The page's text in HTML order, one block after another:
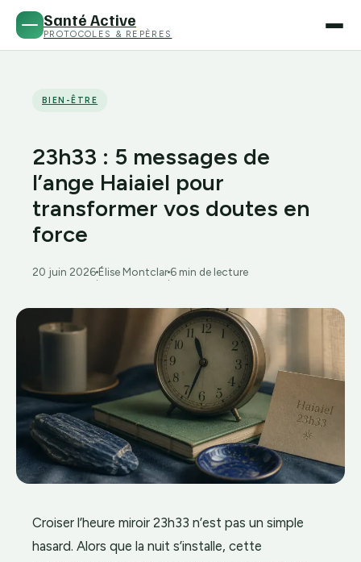
Santé Active
PROTOCOLES & REPÈRES
BIEN-ÊTRE
23h33 : 5 messages de
l’ange Haiaiel pour
transformer vos doutes en
force
20 juin 2026
·
Élise Montclar
·
6 min de lecture
Croiser l’heure miroir 23h33 n’est pas un simple
hasard. Alors que la nuit s’installe, cette